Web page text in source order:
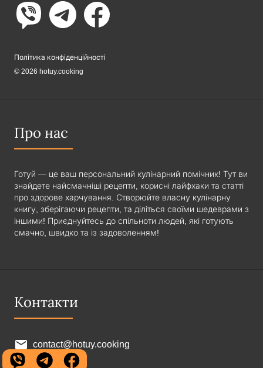
Політика конфіденційності
© 2026 hotuy.cooking
Про нас
Готуй — це ваш персональний кулінарний помічник! Тут ви
знайдете найсмачніші рецепти, корисні лайфхаки та статті
про здорове харчування. Створюйте власну кулінарну
книгу, зберігаючи рецепти, та діліться своїми шедеврами з
іншими! Приєднуйтесь до спільноти людей, які готують
смачно, швидко та із задоволенням!
Контакти
contact@hotuy.cooking